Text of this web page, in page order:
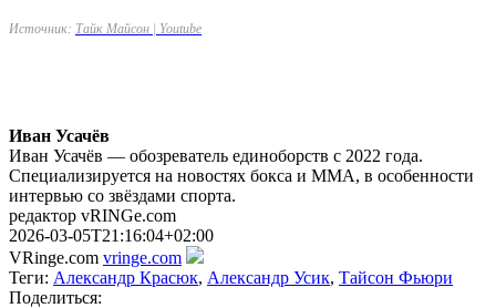
Источник: Тайк Майсон | Youtube
Иван Усачёв
Иван Усачёв — обозреватель единоборств с 2022 года.
Специализируется на новостях бокса и ММА, в особенности
интервью со звёздами спорта.
редактор vRINGe.com
2026-03-05T21:16:04+02:00
VRinge.com vringe.com
Теги: Александр Красюк, Александр Усик, Тайсон Фьюри
Поделиться: